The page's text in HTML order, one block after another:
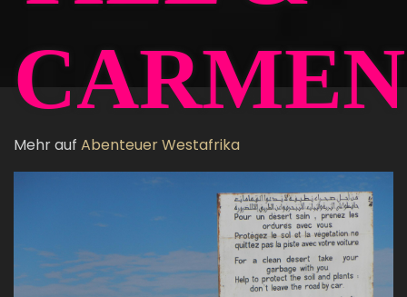
CARMEN
Mehr auf Abenteuer Westafrika